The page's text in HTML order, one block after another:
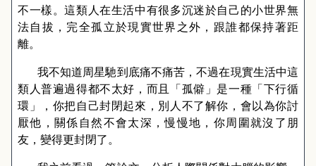
不一樣。這類人在生活中有很多沉迷於自己的小世界無
法自拔，完全孤立於現實世界之外，跟誰都保持著距
離。
我不知道周星馳到底痛不痛苦，不過在現實生活中這
類人普遍過得都不太好，而且「孤僻」是一種「下行循
環」，你把自己封閉起來，別人不了解你，會以為你討
厭他，關係自然不會太深，慢慢地，你周圍就沒了朋
友，變得更封閉了。